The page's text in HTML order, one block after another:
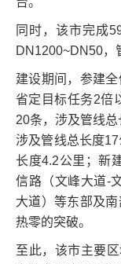
同时，该市完成
DN1200~DN50，
建设期间，参建
省定目标任务2倍
20条，涉及管线总
涉及管线总长度
长度4.2公里；新
信路（文峰大道-
大道）等东部及
热零的突破。
至此，该市主要